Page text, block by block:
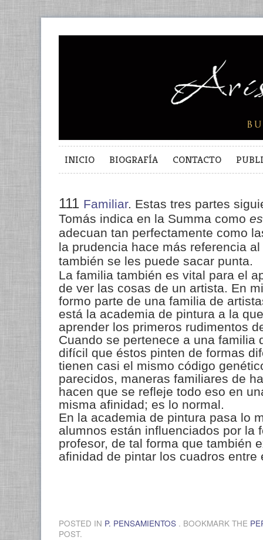
INICIO BIOGRAFÍA CONTACTO
111 Familiar. Estas tres partes
Tomás indica en la Summa como
adecuan tan perfectamente como
la prudencia hace más referencia
también se les puede sacar punta.
La familia también es vital para el
de ver las cosas de un artista. En
formo parte de una familia de
está la academia de pintura a la
aprender los primeros rudimentos
Cuando se pertenece a una familia
difícil que éstos pinten de formas
tienen casi el mismo código
parecidos, maneras familiares de
hacen que se refleje todo eso en
misma afinidad; es lo normal.
En la academia de pintura pasa lo
alumnos están influenciados por la
profesor, de tal forma que también
afinidad de pintar los cuadros
POSTED IN P. PENSAMIENTOS . BOOKMARK THE
POST.